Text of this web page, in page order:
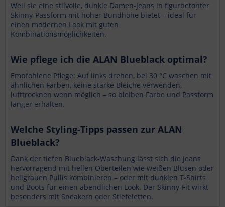
Weil sie eine stilvolle, dunkle Damen-Jeans in figurbetonter
Skinny-Passform mit hoher Bundhöhe bietet – ideal für
einen modernen Look mit guten
Kombinationsmöglichkeiten.
Wie pflege ich die ALAN Blueblack optimal?
Empfohlene Pflege: Auf links drehen, bei 30 °C waschen mit
ähnlichen Farben, keine starke Bleiche verwenden,
lufttrocknen wenn möglich – so bleiben Farbe und Passform
länger erhalten.
Welche Styling-Tipps passen zur ALAN
Blueblack?
Dank der tiefen Blueblack-Waschung lässt sich die Jeans
hervorragend mit hellen Oberteilen wie weißen Blusen oder
hellgrauen Pullis kombinieren – oder mit dunklen T-Shirts
und Boots für einen abendlichen Look. Der Skinny-Fit wirkt
besonders mit Sneakern oder Stiefeletten.